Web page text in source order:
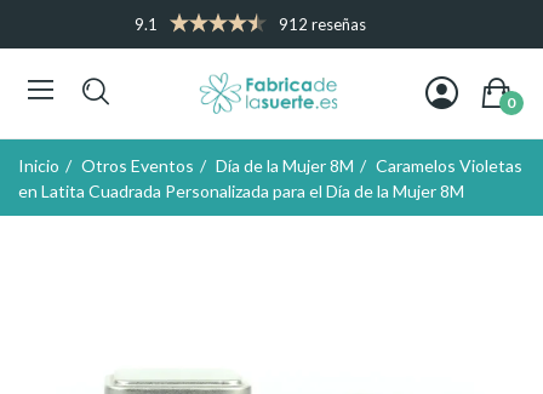
9.1 912 reseñas
0
Inicio Otros Eventos Día de la Mujer 8M
Caramelos Violetas
en Latita Cuadrada Personalizada para el Día de la Mujer 8M